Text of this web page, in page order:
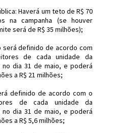
Haverá um teto de R$ 70
na campanha (se houver
será de R$ 35 milhões);
será definido de acordo com
de cada unidade da
no dia 31 de maio, e poderá
a R$ 21 milhões;
definido de acordo com o
de cada unidade da
no dia 31 de maio, e poderá
a R$ 5,6 milhões;